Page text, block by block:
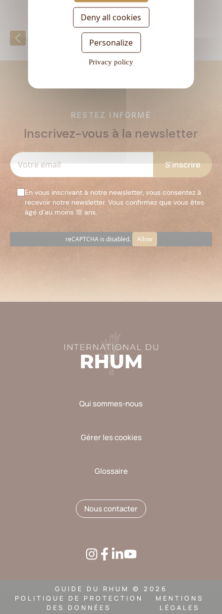
Retour à la liste
RESTEZ INFORMÉ
Inscrivez-vous à la newsletter
En vous inscrivant à notre newsletter, vous consentez à
recevoir notre newsletter. Vous confirmez que vous êtes
âgé d’au moins 18 ans.
reCAPTCHA is disabled. Allow
vide.
Qui sommes-nous
Gérer les cookies
Glossaire
Nous contacter
GUIDE DU RHUM © 2026
POLITIQUE DE PROTECTION
DES DONNÉES
MENTIONS
LÉGALES
Deny all cookies
Personalize
Privacy policy